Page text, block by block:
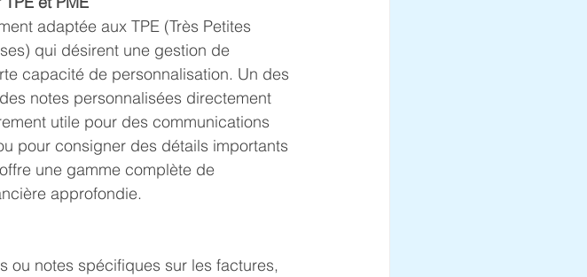
adaptée aux TPE (Très Petites
qui désirent une gestion de
capacité de personnalisation. Un des
notes personnalisées directement
utile pour des communications
pour consigner des détails importants
une gamme complète de
approfondie.
ou notes spécifiques sur les factures,